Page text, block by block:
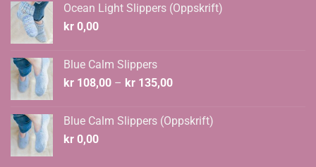
kr 124,00.kr 108,00.
Ocean Light Slippers (Oppskrift)
kr 0,00
Blue Calm Slippers
kr 108,00 – kr 135,00Prisområde:
kr 135,00
Blue Calm Slippers (Oppskrift)
kr 0,00